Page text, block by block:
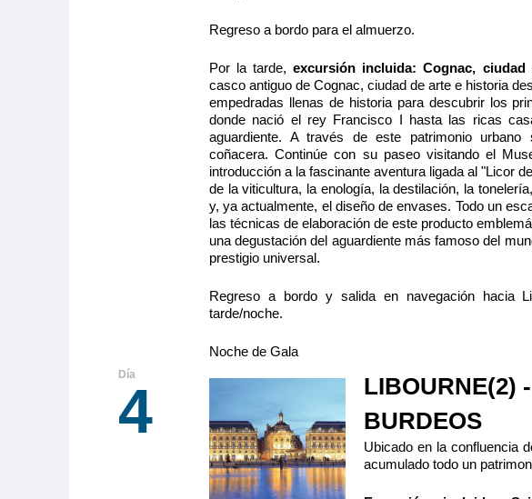
MS Cyrano de Bergerac
SEPARABLES CAT B
Camarote amplio y cómodo
con cama grande separable,
baño (lavabo, ducha y aseo
privados, toallas incluidas), secador, televisión, caja fuerte y
radio. Situado en el puente intermedio con ventanas correderas,
ofrece una vista panorámica del paisaje.
Tamaño
Categoría
5 anclas
PUENTE INTERMEDIO 1
ADAPTADA CAT B
Camarote amplio y cómodo
con cama grande,
acondicionada para personas
con movilidad reducida, baño (lavabo, ducha y aseo privados,
Regreso a bordo para el almuerzo.
Por la tarde,excursión incluida: Cognac,
casco antiguo de Cognac, ciudad de arte e historia
empedradas llenas de historia para descubrir los
donde nació el rey Francisco I hasta las ricas
aguardiente. A través de este patrimonio
coñacera. Continúe con su paseo visitando el
introducción a la fascinante aventura ligada al "Licor
de la viticultura, la enología, la destilación, la
y, ya actualmente, el diseño de envases. Todo un
las técnicas de elaboración de este producto
una degustación del aguardiente más famoso del
prestigio universal.
Regreso a bordo y salida en navegación hacia
tarde/noche.
Noche de Gala
4
LIBOURNE(2)
BURDEOS
Ubicado en la confluencia
acumulado todo un